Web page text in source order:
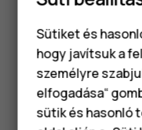
Hasznosnak
Sütiket és
hogy javítsuk a
személyre
elfogadása“
sütik és hasonló